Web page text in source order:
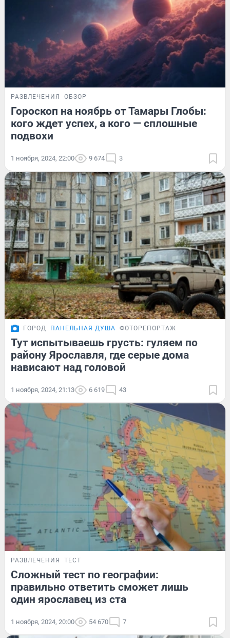
РАЗВЛЕЧЕНИЯ ОБЗОР
Гороскоп на ноябрь от Тамары Глобы:
кого ждет успех, а кого — сплошные
подвохи
1 ноября, 2024, 22:00 9 674 3
ГОРОД ПАНЕЛЬНАЯ ДУША ФОТОРЕПОРТАЖ
Тут испытываешь грусть: гуляем по
району Ярославля, где серые дома
нависают над головой
1 ноября, 2024, 21:13 6 619 43
РАЗВЛЕЧЕНИЯ ТЕСТ
Сложный тест по географии:
правильно ответить сможет лишь
один ярославец из ста
1 ноября, 2024, 20:00 54 670 7